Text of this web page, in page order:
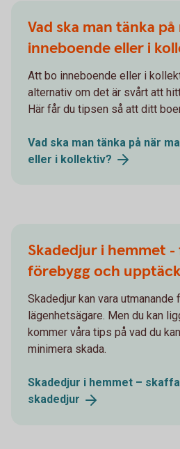
Vad ska man tänka
inneboende eller i
Att bo inneboende eller i
alternativ om det är svårt att
Här får du tipsen så att ditt
Vad ska man tänka på när
eller i kollektiv?
Skadedjur i hemmet -
förebygg och
Skadedjur kan vara utmanande
lägenhetsägare. Men du kan
kommer våra tips på vad du
minimera skada.
Skadedjur i hemmet –
skadedjur